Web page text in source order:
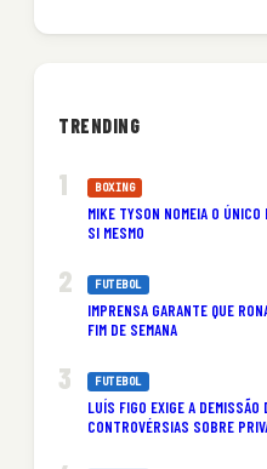
TRENDING
BOXING
MIKE TYSON NOMEIA O
SI MESMO
FUTEBOL
IMPRENSA GARANTE QUE
FIM DE SEMANA
FUTEBOL
LUÍS FIGO EXIGE A DEMISSÃO
CONTROVÉRSIAS SOBRE